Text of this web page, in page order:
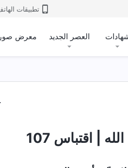
تطبيقات
العصر الجديد معرض صور
| اقتباس 107